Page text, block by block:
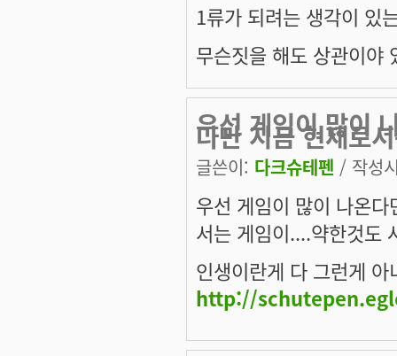
1류가 되려는 생각이
무슨짓을 해도 상관이야
우선 게임이 많이
다만 지금 현재로
글쓴이: 다크슈테펜 / 작성
우선 게임이 많이 나온
서는 게임이....약한것도
인생이란게 다 그런게
http://